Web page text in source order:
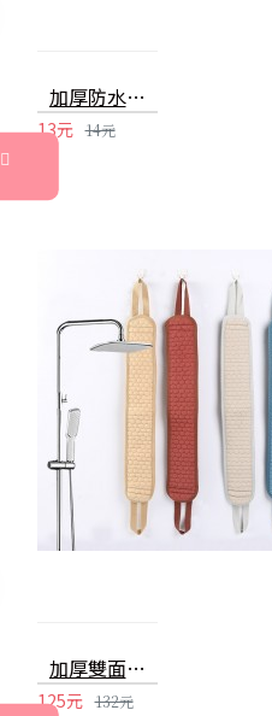
加厚防水浴帽 廚房防油煙 洗澡沐浴化妝必備
13元 14元
加厚雙面搓背巾 洗澡沐浴條 長條搓澡巾
125元 132元